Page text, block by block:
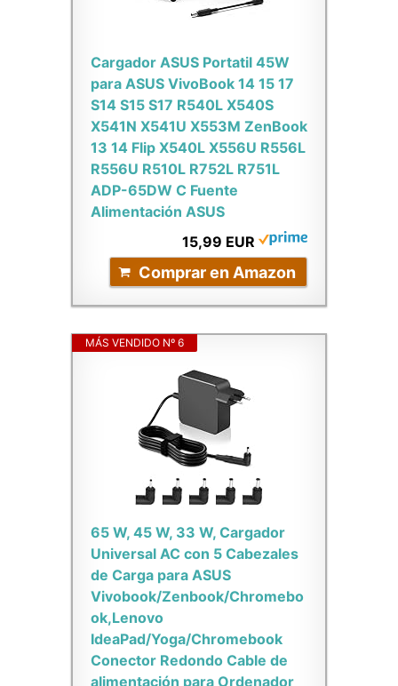
Cargador ASUS Portatil 45W
para ASUS VivoBook 14 15 17
S14 S15 S17 R540L X540S
X541N X541U X553M ZenBook
13 14 Flip X540L X556U R556L
R556U R510L R752L R751L
ADP-65DW C Fuente
Alimentación ASUS
15,99 EUR
Comprar en Amazon
MÁS VENDIDO Nº 6
65 W, 45 W, 33 W, Cargador
Universal AC con 5 Cabezales
de Carga para ASUS
Vivobook/Zenbook/Chromebo
ok,Lenovo
IdeaPad/Yoga/Chromebook
Conector Redondo Cable de
alimentación para Ordenador